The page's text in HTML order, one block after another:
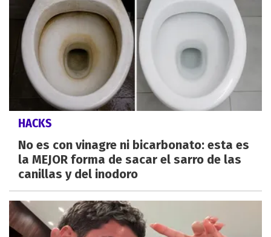
HACKS
No es con vinagre ni bicarbonato: esta es
la MEJOR forma de sacar el sarro de las
canillas y del inodoro